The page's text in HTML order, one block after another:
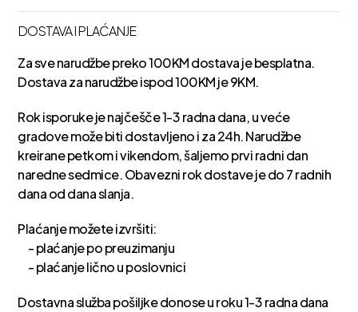
DOSTAVA I PLAĆANJE
Za sve narudžbe preko 100KM dostava je besplatna.
Dostava za narudžbe ispod 100KM je 9KM.
Rok isporuke je najčešče 1-3 radna dana, u veće
gradove može biti dostavljeno i za 24h. Narudžbe
kreirane petkom i vikendom, šaljemo prvi radni dan
naredne sedmice. Obavezni rok dostave je do 7 radnih
dana od dana slanja.
Plaćanje možete izvršiti:
- plaćanje po preuzimanju
- plaćanje lično u poslovnici
Dostavna služba pošiljke donose u roku 1-3 radna dana